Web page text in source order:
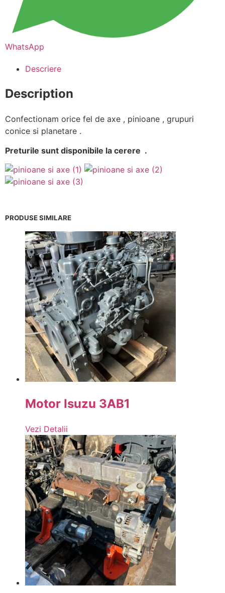
WhatsApp
Descriere
Description
Confectionam orice fel de axe , pinioane , grupuri
conice si planetare .
Preturile sunt disponibile la cerere .
PRODUSE SIMILARE
Motor Isuzu 3AB1
Vezi Detalii